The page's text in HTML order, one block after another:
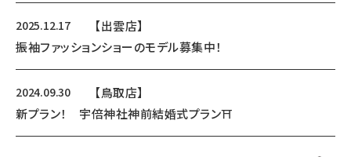
2025.12.17
【出雲店】
振袖ファッションショーのモデル募集中！
2024.09.30
【鳥取店】
新プラン！ 宇倍神社神前結婚式プラン⛩️